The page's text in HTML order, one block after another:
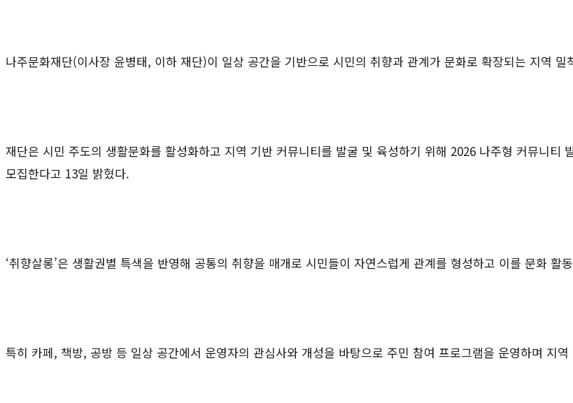
나주문화재단(이사장 윤병태, 이하 재단)이 일상 공간을 기반으로 시민의 취향과 관계가 문화로 확장되는 지역 밀
재단은 시민 주도의 생활문화를 활성화하고 지역 기반 커뮤니티를 발굴 및 육성하기 위해 2026 나주형 커뮤니티
모집한다고 13일 밝혔다.
‘취향살롱’은 생활권별 특색을 반영해 공통의 취향을 매개로 시민들이 자연스럽게 관계를 형성하고 이를 문화 활
특히 카페, 책방, 공방 등 일상 공간에서 운영자의 관심사와 개성을 바탕으로 주민 참여 프로그램을 운영하며 지